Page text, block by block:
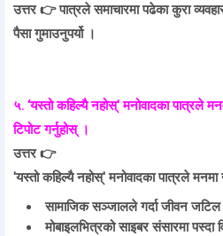
उत्तर 👉पात्रले समाचारमा पढेका कुरा
पैसा गुमाउनुपर्यो ।
५. ‘यस्तो कहिल्यै नहोस्' मनोवादका पात्रले
टिपोट गर्नुहोस् ।
उत्तर 👉
'यस्तो कहिल्यै नहोस्' मनोवादका पात्रले
सामाजिक सञ्जालले गर्दा जीवन
मोबाइलभित्रको साइबर संसारमा पस्दा